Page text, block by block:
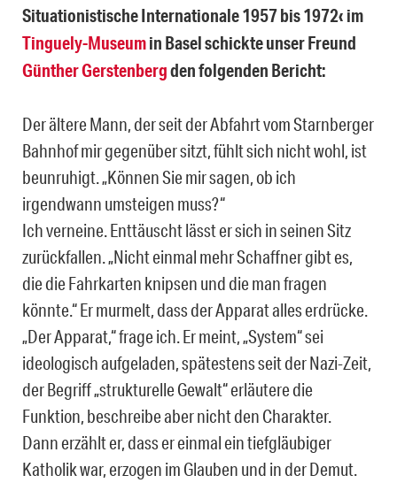
Situationistische Internationale 1957 bis 1972‹ im
Tinguely-Museumin Basel schickte unser Freund
Günther Gerstenbergden folgenden Bericht:
Der ältere Mann, der seit der Abfahrt vom Starnberger
Bahnhof mir gegenüber sitzt, fühlt sich nicht wohl, ist
beunruhigt. „Können Sie mir sagen, ob ich
irgendwann umsteigen muss?“
Ich verneine. Enttäuscht lässt er sich in seinen Sitz
zurückfallen. „Nicht einmal mehr Schaffner gibt es,
die die Fahrkarten knipsen und die man fragen
könnte.“ Er murmelt, dass der Apparat alles erdrücke.
„Der Apparat,“ frage ich. Er meint, „System“ sei
ideologisch aufgeladen, spätestens seit der Nazi-Zeit,
der Begriff „strukturelle Gewalt“ erläutere die
Funktion, beschreibe aber nicht den Charakter.
Dann erzählt er, dass er einmal ein tiefgläubiger
Katholik war, erzogen im Glauben und in der Demut.